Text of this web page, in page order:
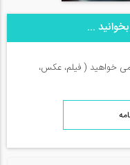
خواهید ( فیلم، عکس،